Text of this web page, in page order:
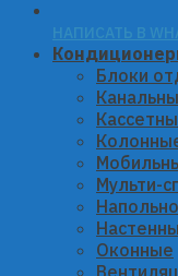
НАПИСАТЬ В
Блоки
Мульти-
Оконные